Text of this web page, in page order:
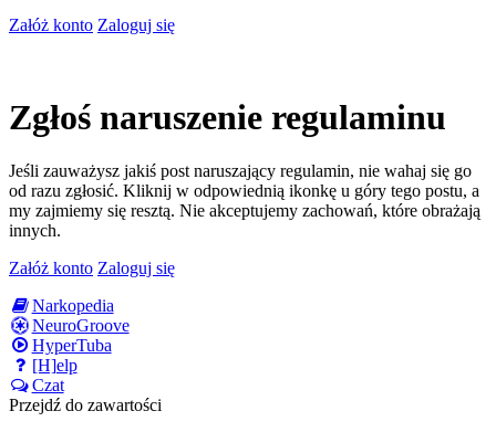
Załóż konto Zaloguj się
Zgłoś naruszenie regulaminu
Jeśli zauważysz jakiś post naruszający regulamin, nie wahaj się go
od razu zgłosić. Kliknij w odpowiednią ikonkę u góry tego postu, a
my zajmiemy się resztą. Nie akceptujemy zachowań, które obrażają
innych.
Załóż konto Zaloguj się
Narkopedia
NeuroGroove
HyperTuba
[H]elp
Czat
Przejdź do zawartości